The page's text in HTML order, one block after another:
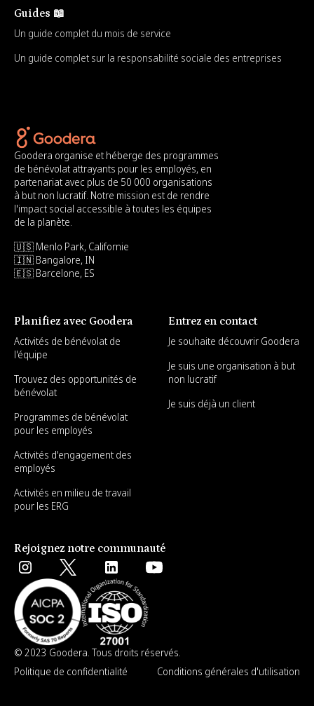
Guides 📖
Un guide complet du mois de service
Un guide complet sur la responsabilité sociale des entreprises
Goodera organise et héberge des programmes
de bénévolat attrayants pour les employés, en
partenariat avec plus de 50 000 organisations
à but non lucratif. Notre mission est de rendre
l'impact social accessible à toutes les équipes
de la planète.
🇺🇸 Menlo Park, Californie
🇮🇳 Bangalore, IN
🇪🇸 Barcelone, ES
Planifiez avec Goodera
Activités de bénévolat de
l'équipe
Trouvez des opportunités de
bénévolat
Programmes de bénévolat
pour les employés
Activités d'engagement des
employés
Activités en milieu de travail
pour les ERG
Entrez en contact
Je souhaite découvrir Goodera
Je suis une organisation à but
non lucratif
Je suis déjà un client
Rejoignez notre communauté
© 2023 Goodera. Tous droits réservés.
Politique de confidentialité
Conditions générales d'utilisation